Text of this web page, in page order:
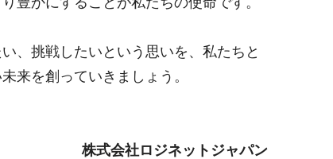
、挑戦したいという思いを、私たちと
来を創っていきましょう。
株式会社ロジネットジャパン